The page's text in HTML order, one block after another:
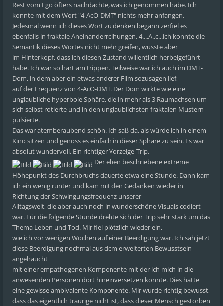
Rest vom Ego öfters nachdachte, was ich genommen habe. Ich
konnte mit dem Wort "4-AcO-DMT" nichts mehr anfangen.
Jedesmal wenn ich dieses Wort zu denken begann zerfiel es
ebenfalls in fraktale Aneinanderreihungen. 4....A..c...ich konnte die
Semantik dieses Wortes nicht mehr greifen, wusste aber
im Hinterkopf, dass ich diesen Zustand willentlich herbeigeführt
habe. Ich war so hart am trippen. Teilweise war ich auch im DMT-
Dom, in dem aber ein etwas anderer Film sozusagen lief,
auf der Frequenz von 4-AcO-DMT. Der Dom wirkte wie eine
unglaubliche hyperbole Sphäre, die in mehr als 3 Raumachsen um
sich selbst rotierte und in den unglaublichsten fraktalen Mustern
pulsierte.
Das war atemberaubend schön. Ich saß da, als würde ich in einem
Kino sitzen und genoss es einfach in dieser Sphäre zu sein. Es war
absolut wundervoll. Ein richtiger Vorzeige-Trip.
Der eben beschriebene extreme
Höhepunkt des Durchbruchs dauerte etwa eine Stunde. Dann kam
ich ein wenig runter und kam mit den Gedanken wieder in
Richtung der Schwingungsfrequenz unserer
Alltagswelt, die aber auch noch in wunderschöne Visuals codiert
war. Für die folgende Stunde drehte sich der Trip sehr stark um das
Thema Leben und Tod. Mir fiel plötzlich wieder ein,
wie ich vor wenigen Wochen auf einer Beerdigung war. Ich sah jetzt
diese Beerdigung nochmal aus dem erweiterten Bewusstsein
angehaucht
mit einer empathogenen Komponente mit der ich mich in die
anwesenden Personen dort hineinversetzen konnte. Dies hatte
eine gewisse ambivalente Komponente. Mir wurde richtig bewusst,
dass das eigentlich traurige nicht ist, dass dieser Mensch gestorben